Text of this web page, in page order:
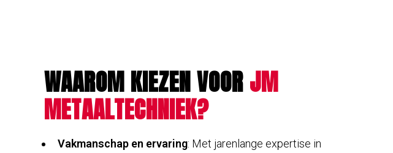
WAAROM KIEZEN VOORJM
METAALTECHNIEK?
Vakmanschap en ervaring: Met jarenlange expertise in